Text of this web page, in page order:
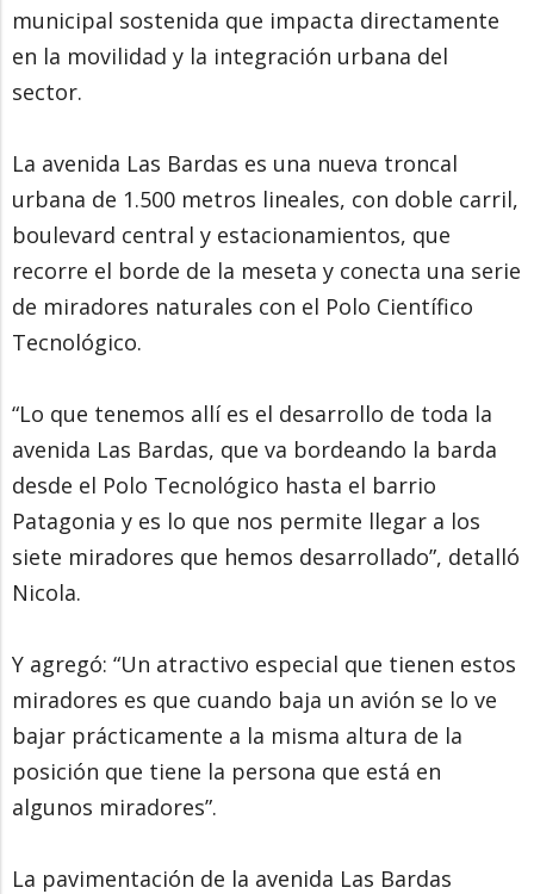
municipal sostenida que impacta directamente
en la movilidad y la integración urbana del
sector.
La avenida Las Bardas es una nueva troncal
urbana de 1.500 metros lineales, con doble carril,
boulevard central y estacionamientos, que
recorre el borde de la meseta y conecta una serie
de miradores naturales con el Polo Científico
Tecnológico.
“Lo que tenemos allí es el desarrollo de toda la
avenida Las Bardas, que va bordeando la barda
desde el Polo Tecnológico hasta el barrio
Patagonia y es lo que nos permite llegar a los
siete miradores que hemos desarrollado”, detalló
Nicola.
Y agregó: “Un atractivo especial que tienen estos
miradores es que cuando baja un avión se lo ve
bajar prácticamente a la misma altura de la
posición que tiene la persona que está en
algunos miradores”.
La pavimentación de la avenida Las Bardas